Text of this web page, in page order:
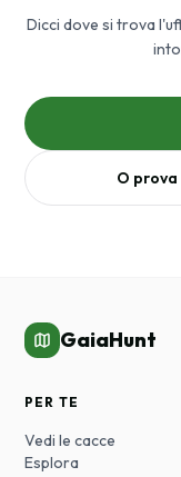
Dicci dove si trova
O
GaiaHunt
PER TE
Vedi le cacce
Esplora